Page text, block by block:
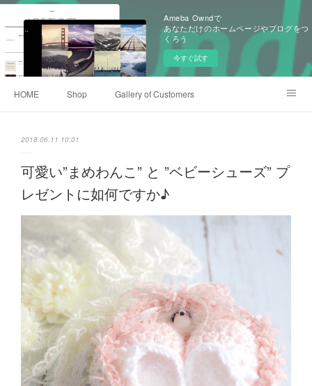
Ameba Owndで
あなただけのホームページやブログをつ
くろう
今すぐ試す
HOME Shop Gallery of Customers
2018.06.11 10:01
可愛い”まめわんこ” と ”ベビーシューズ” プ
レゼントに如何ですか♪